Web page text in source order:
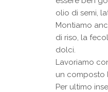
olio di semi,
Montiamo
di riso, la
dolci.
Lavoriamo
un composto
Per ultimo